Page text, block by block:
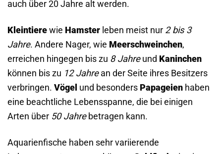
auch über 20 Jahre alt werden.
Kleintierewie Hamster leben meist nur 2 bis 3
Jahre. Andere Nager, wie Meerschweinchen,
erreichen hingegen bis zu 8 Jahreund Kaninchen
können bis zu 12 Jahrean der Seite ihres Besitzers
verbringen. Vögel und besonders Papageien haben
eine beachtliche Lebensspanne, die bei einigen
Arten über 50 Jahrebetragen kann.
Aquarienfische haben sehr variierende